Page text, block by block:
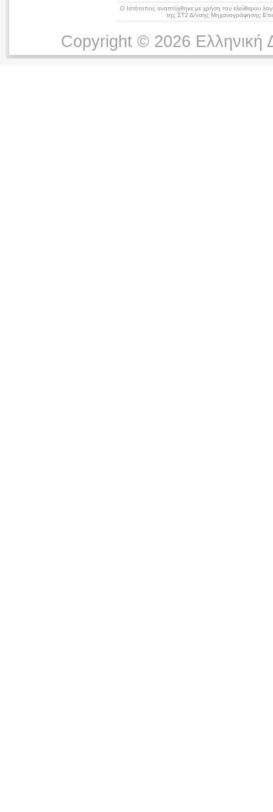
Ο Ιστότοπος αναπτύχθηκε με χρήση του ελεύθερου
της ΣΤ2 Δ/νσης Μηχανογράφησης
Copyright © 2026